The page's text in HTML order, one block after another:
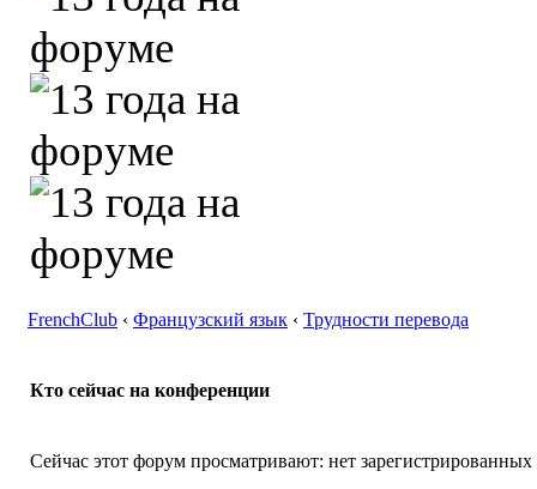
FrenchClub ‹ Французский язык ‹ Трудности перевода
Кто сейчас на конференции
Сейчас этот форум просматривают: нет зарегистрированных